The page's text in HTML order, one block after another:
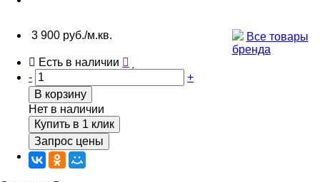
3 900 руб./м.кв.
Все товары
бренда
Есть в наличии
-
+
В корзину
Нет в наличии
Купить в 1 клик
Запрос цены